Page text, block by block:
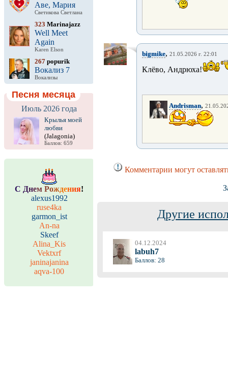
Аве, Мария
Светикова Светлана
323 Marinajazz
Well Meet
Again
Karen Elson
267 popurik
Вокализ 7
Вокализы
Песня месяца
Июль 2026 года
Крылья моей
любви
(Jalagonia)
Баллов: 659
С Днем Рождения!
alexus1992
ruse4ka
garmon_ist
An-na
Skeef
Alina_Kis
Vektxrf
janinajanina
aqva-100
bigmike, 21.05.2026 г. 22:01
Клёво, Андрюха!
Andrisman,
Комментарии могут
Другие
04.12.2024
labuh7
Баллов: 28